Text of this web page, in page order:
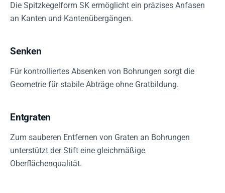
Die Spitzkegelform SK ermöglicht ein präzises Anfasen
an Kanten und Kantenübergängen.
Senken
Für kontrolliertes Absenken von Bohrungen sorgt die
Geometrie für stabile Abträge ohne Gratbildung.
Entgraten
Zum sauberen Entfernen von Graten an Bohrungen
unterstützt der Stift eine gleichmäßige
Oberflächenqualität.